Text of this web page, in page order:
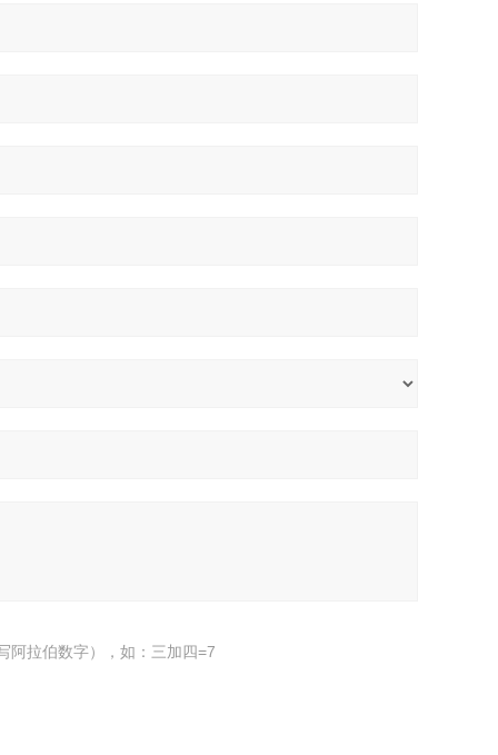
阿拉伯数字），如：三加四=7